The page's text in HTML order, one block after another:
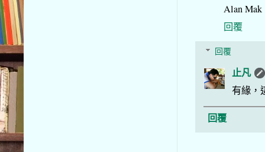
Alan Mak
回覆
回覆
止凡
有緣，
回覆